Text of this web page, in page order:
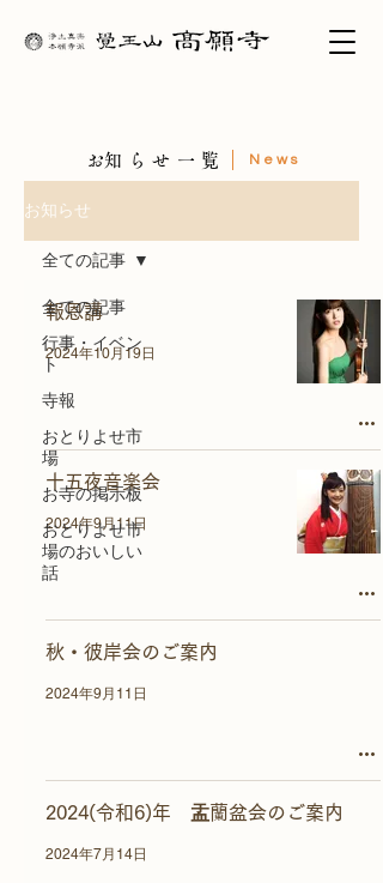
お知らせ
全ての記事
行事・イベン
ト
寺報
おとりよせ市
場
お寺の掲示板
おとりよせ市
場のおいしい
話
全ての記事
報恩講
2024年10月19日
十五夜音楽会
2024年9月11日
秋・彼岸会のご案内
2024年9月11日
2024(令和6)年 盂蘭盆会のご案内
2024年7月14日
​お知らせ一覧 News